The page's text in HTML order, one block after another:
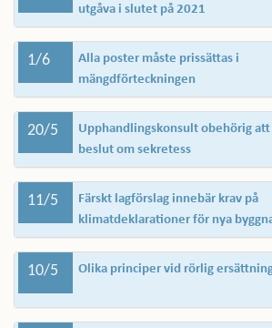
utgåva i slutet på 2021
1/6
Alla poster måste prissättas i
mängdförteckningen
20/5
Upphandlingskonsult obehörig
beslut om sekretess
11/5
Färskt lagförslag innebär krav på
klimatdeklarationer för nya
10/5 Olika principer vid rörlig